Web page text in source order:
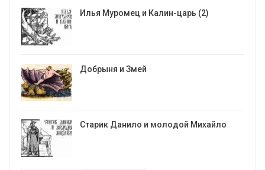
Илья Муромец и Калин-царь (2)
Добрыня и Змей
Старик Данило и молодой Михайло